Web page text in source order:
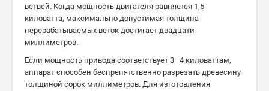
ветвей. Когда мощность двигателя равняется 1,5
киловатта, максимально допустимая толщина
перерабатываемых веток достигает двадцати
миллиметров.
Если мощность привода соответствует 3–4 киловаттам,
аппарат способен беспрепятственно разрезать древесину
толщиной сорок миллиметров. Для изготовления